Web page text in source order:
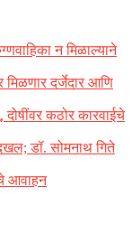
न मिळाल्याने
मिळणार दर्जेदार आणि
दोषींवर कठोर कारवाईचे
डॉ. सोमनाथ गिते
आवाहन